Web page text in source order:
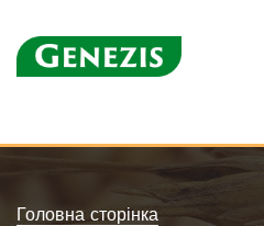
Головна сторінка